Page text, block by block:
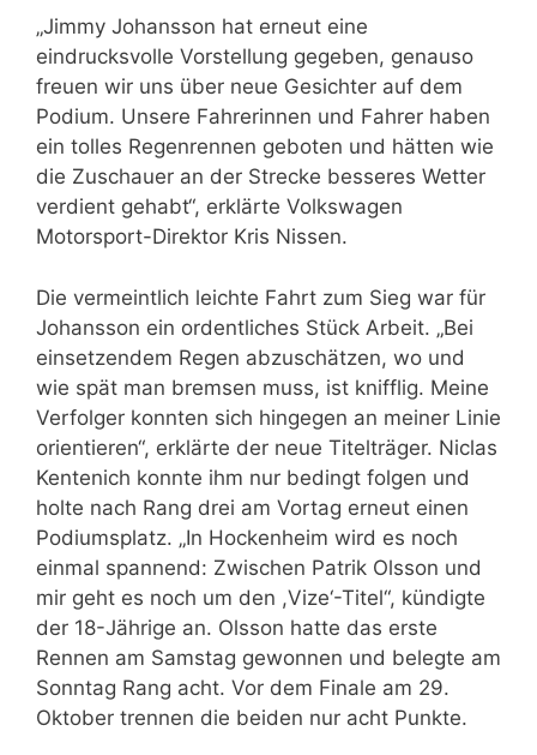
„Jimmy Johansson hat erneut eine
eindrucksvolle Vorstellung gegeben, genauso
freuen wir uns über neue Gesichter auf dem
Podium. Unsere Fahrerinnen und Fahrer haben
ein tolles Regenrennen geboten und hätten wie
die Zuschauer an der Strecke besseres Wetter
verdient gehabt“, erklärte Volkswagen
Motorsport-Direktor Kris Nissen.
Die vermeintlich leichte Fahrt zum Sieg war für
Johansson ein ordentliches Stück Arbeit. „Bei
einsetzendem Regen abzuschätzen, wo und
wie spät man bremsen muss, ist knifflig. Meine
Verfolger konnten sich hingegen an meiner Linie
orientieren“, erklärte der neue Titelträger. Niclas
Kentenich konnte ihm nur bedingt folgen und
holte nach Rang drei am Vortag erneut einen
Podiumsplatz. „In Hockenheim wird es noch
einmal spannend: Zwischen Patrik Olsson und
mir geht es noch um den ,Vize‘-Titel“, kündigte
der 18-Jährige an. Olsson hatte das erste
Rennen am Samstag gewonnen und belegte am
Sonntag Rang acht. Vor dem Finale am 29.
Oktober trennen die beiden nur acht Punkte.